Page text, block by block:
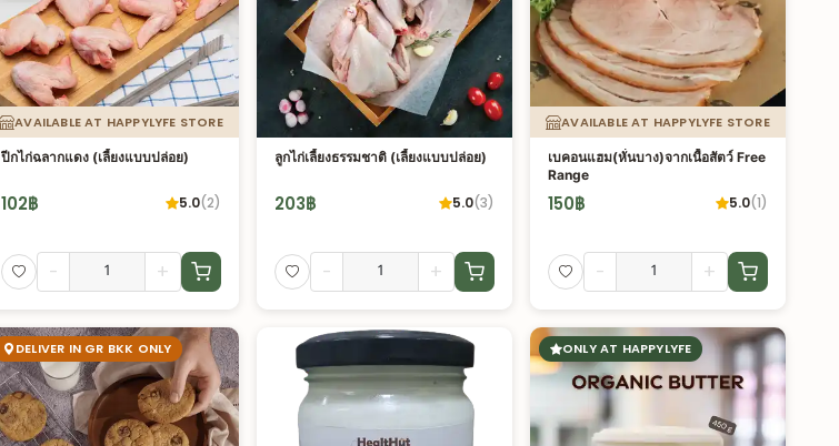
AVAILABLE AT HAPPYLYFE STORE
ปีกไก่ฉลากแดง (เลี้ยงแบบปล่อย)
102฿ 5.0(2)
- +
ลูกไก่เลี้ยงธรรมชาติ (เลี้ยงแบบปล่อย)
203฿ 5.0(3)
- +
AVAILABLE AT HAPPYLYFE STORE
เบคอนแฮม(หั่นบาง)จากเนื้อสัตว์ Free
Range
150฿ 5.0(1)
- +
DELIVER IN GR BKK ONLY ONLY AT HAPPYLYFE